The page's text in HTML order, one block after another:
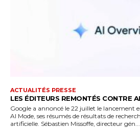
ACTUALITÉS PRESSE
LES ÉDITEURS REMONTÉS CONTRE
Google a annoncé le 22 juillet le lancement
AI Mode, ses résumés de résultats de
artificielle. Sébastien Missoffe, directeur gén...